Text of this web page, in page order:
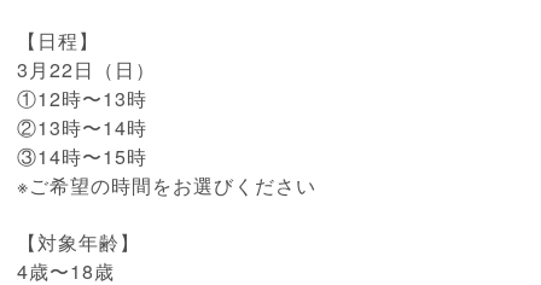
【日程】
3月22日（日）
①12時〜13時
②13時〜14時
③14時〜15時
※ご希望の時間をお選びください
【対象年齢】
4歳〜18歳